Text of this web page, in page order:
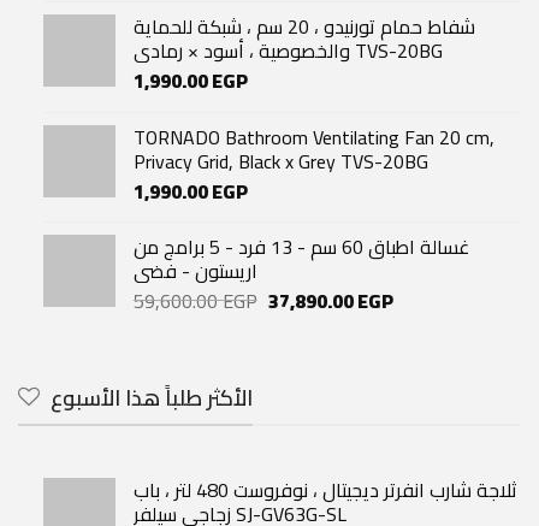
was:
7,999.00 EGP.
is:
7,200.00 EGP.
شفاط حمام تورنيدو ، 20 سم ، شبكة للحماية
والخصوصية ، أسود × رمادي TVS-20BG
1,990.00EGP
TORNADO Bathroom Ventilating Fan 20 cm,
Privacy Grid, Black x Grey TVS-20BG
1,990.00EGP
غسالة اطباق 60 سم - 13 فرد - 5 برامج من
اريستون - فضى
59,600.00EGP Original
37,890.00EGPCurrent
الأكثر طلباً هذا الأسبوع
ثلاجة شارب انفرتر ديجيتال ، نوفروست 480 لتر ، باب
زجاجي سيلفر SJ-GV63G-SL